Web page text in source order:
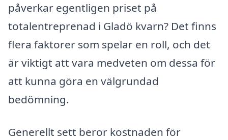
påverkar egentligen priset på
totalentreprenad i Gladö kvarn? Det finns
flera faktorer som spelar en roll, och det
är viktigt att vara medveten om dessa för
att kunna göra en välgrundad
bedömning.
Generellt sett beror kostnaden för